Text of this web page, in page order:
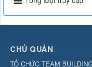
CHỦ QUẢN
TỔ CHỨC TEAM